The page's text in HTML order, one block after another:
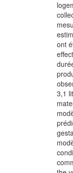
ont
3,1